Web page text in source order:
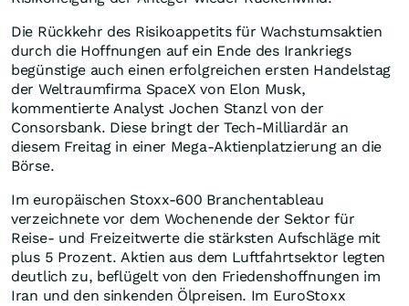
Die Rückkehr des Risikoappetits für Wachstumsaktien
durch die Hoffnungen auf ein Ende des Irankriegs
begünstige auch einen erfolgreichen ersten Handelstag
der Weltraumfirma SpaceX von Elon Musk,
kommentierte Analyst Jochen Stanzl von der
Consorsbank. Diese bringt der Tech-Milliardär an
diesem Freitag in einer Mega-Aktienplatzierung an die
Börse.
Im europäischen Stoxx-600 Branchentableau
verzeichnete vor dem Wochenende der Sektor für
Reise- und Freizeitwerte die stärksten Aufschläge mit
plus 5 Prozent. Aktien aus dem Luftfahrtsektor legten
deutlich zu, beflügelt von den Friedenshoffnungen im
Iran und den sinkenden Ölpreisen. Im EuroStoxx